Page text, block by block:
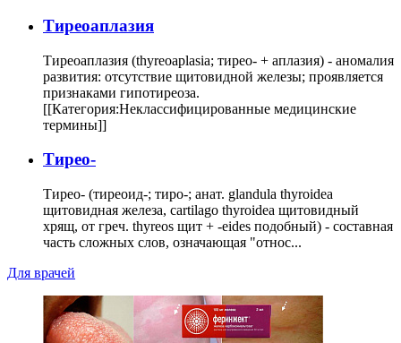
Тиреоаплазия
Тиреоаплазия (thyreoaplasia; тирео- + аплазия) - аномалия
развития: отсутствие щитовидной железы; проявляется
признаками гипотиреоза.
[[Категория:Неклассифицированные медицинские
термины]]
Тирео-
Тирео- (тиреоид-; тиро-; анат. glandula thyroidea
щитовидная железа, cartilago thyroidea щитовидный
хрящ, от греч. thyreos щит + -eides подобный) - составная
часть сложных слов, означающая "относ...
Для врачей